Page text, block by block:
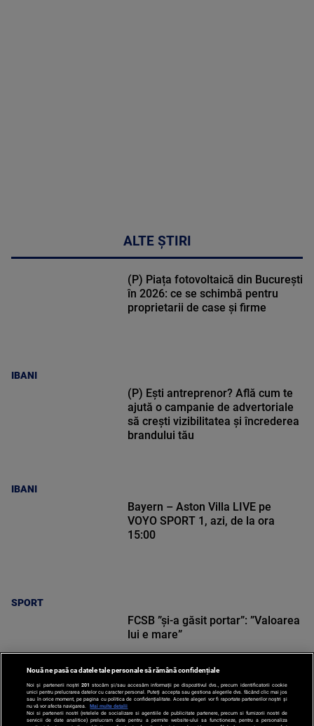
ALTE ȘTIRI
IBANI
(P) Piața fotovoltaică din București
în 2026: ce se schimbă pentru
proprietarii de case și firme
IBANI
(P) Ești antreprenor? Află cum te
ajută o campanie de advertoriale
să crești vizibilitatea și încrederea
brandului tău
SPORT
Bayern – Aston Villa LIVE pe
VOYO SPORT 1, azi, de la ora
15:00
SPORT
FCSB ”și-a găsit portar”: ”Valoarea
lui e mare”
Nouă ne pasă ca datele tale personale să rămână confidențiale
Noi și partenerii noștri 201 stocăm și/sau accesăm informații pe dispozitivul dvs., precum identificatorii cookie
unici pentru prelucrarea datelor cu caracter personal. Puteți accepta sau gestiona alegerile dvs. făcând clic mai jos
sau în orice moment, pe pagina cu politica de confidențialitate. Aceste alegeri vor fi raportate partenerilor noștri și
nu vă vor afecta navigarea.
Mai multe detalii
Noi si partenerii nostri (retelele de socializare si agentiile de publicitate partenere, precum si furnizorii nostri de
servicii de date analitice) prelucram date pentru a permite website-ului sa functioneze, pentru a personaliza